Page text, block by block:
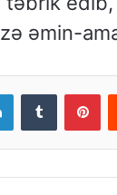
əmin-
LinkedInTumblr